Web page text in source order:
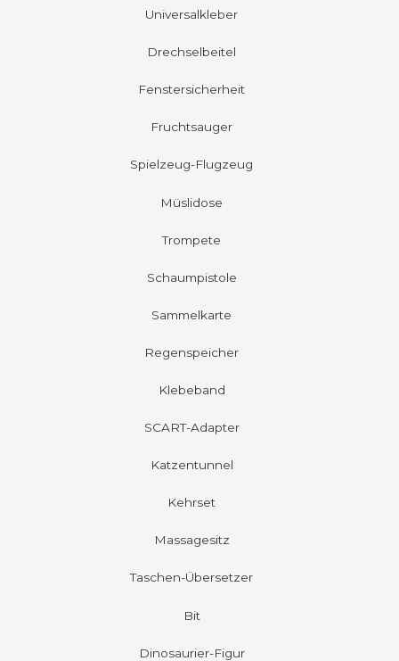
Universalkleber
Drechselbeitel
Fenstersicherheit
Fruchtsauger
Spielzeug-Flugzeug
Müslidose
Trompete
Schaumpistole
Sammelkarte
Regenspeicher
Klebeband
SCART-Adapter
Katzentunnel
Kehrset
Massagesitz
Taschen-Übersetzer
Bit
Dinosaurier-Figur